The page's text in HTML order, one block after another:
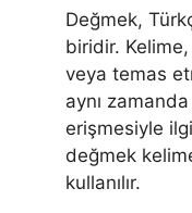
Değmek,
biridir.
veya temas
aynı
erişmesiyle
değmek
kullanılır.